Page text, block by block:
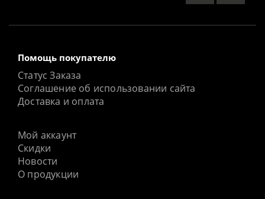
Помощь покупателю
Статус Заказа
Соглашение об использовании сайта
Доставка и оплата
Мой аккаунт
Скидки
Новости
О продукции